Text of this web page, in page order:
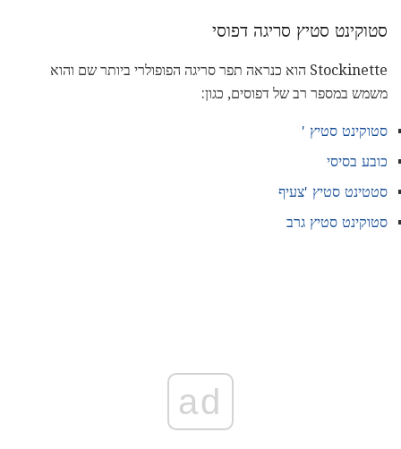
סטוקינט סטיץ סריגה דפוסי
Stockinette הוא כנראה תפר סריגה הפופולרי ביותר שם והוא
משמש במספר רב של דפוסים, כגון:
סטוקינט סטיץ '
כובע בסיסי
סטטינט סטיץ 'צעיף
סטוקינט סטיץ גרב
ad